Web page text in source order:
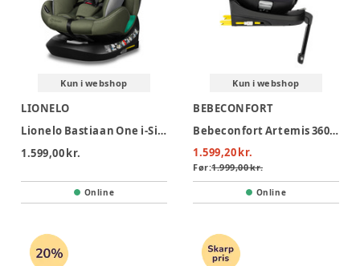
Kun i webshop
LIONELO
Lionelo Bastiaan One i-Size Autostol - Green Olive
1.599,00 kr.
Online
Kun i webshop
BEBECONFORT
Bebeconfort Artemis 360 i-size Autostol - Mineral Black
1.599,20 kr.
Før:1.999,00 kr.
Online